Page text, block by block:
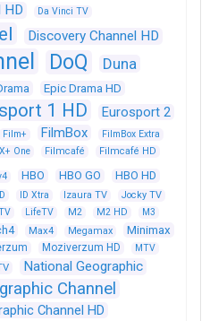
HD Da Vinci TV
Discovery Channel HD
DoQ
Duna
Epic Drama HD
1 HD
Eurosport 2
Film+ FilmBox FilmBox Extra
One Filmcafé Filmcafé HD
HBO HBO GO HBO HD
ID ID Xtra Izaura TV
Jocky TV
LifeTV M2 M2 HD M3
Max4 Megamax Minimax
Moziverzum HD
MTV
National Geographic
Channel
Channel HD